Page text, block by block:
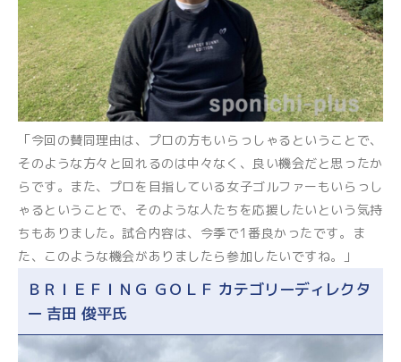
「今回の賛同理由は、プロの方もいらっしゃるということで、
そのような方々と回れるのは中々なく、良い機会だと思ったか
らです。また、プロを目指している女子ゴルファーもいらっし
ゃるということで、そのような人たちを応援したいという気持
ちもありました。試合内容は、今季で1番良かったです。ま
た、このような機会がありましたら参加したいですね。」
ＢＲＩＥＦＩＮＧ ＧＯＬＦ カテゴリーディレクタ
ー 吉田 俊平氏